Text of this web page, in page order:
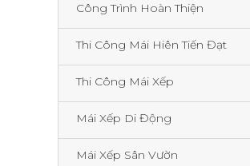
Công Trình Hoàn Thiện
Thi Công Mái Hiên Tiến Đạt
Thi Công Mái Xếp
Mái Xếp Di Động
Mái Xếp Sân Vườn